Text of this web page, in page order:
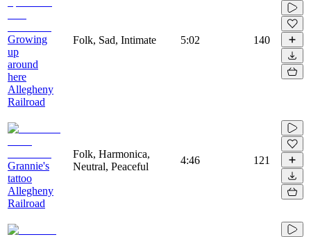
Growing
up
around
here
Allegheny
Railroad
Folk, Sad, Intimate 5:02 140
Grannie's
tattoo
Allegheny
Railroad
Folk, Harmonica,
Neutral, Peaceful
4:46 121